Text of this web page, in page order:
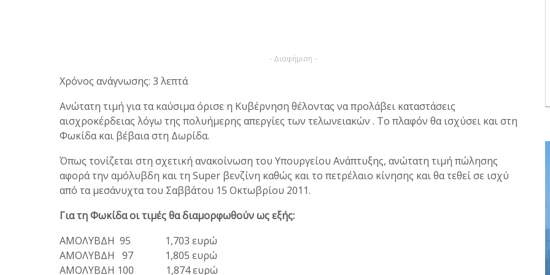
- Διαφήμιση -
Χρόνος ανάγνωσης: 3 λεπτά
Ανώτατη τιμή για τα καύσιμα όρισε η Κυβέρνηση θέλοντας να προλάβει καταστάσεις
αισχροκέρδειας λόγω της πολυήμερης απεργίες των τελωνειακών . Το πλαφόν θα ισχύσει και στη
Φωκίδα και βέβαια στη Δωρίδα.
Όπως τονίζεται στη σχετική ανακοίνωση του Υπουργείου Ανάπτυξης, ανώτατη τιμή πώλησης
αφορά την αμόλυβδη και τη Super βενζίνη καθώς και το πετρέλαιο κίνησης και θα τεθεί σε ισχύ
από τα μεσάνυχτα του Σαββάτου 15 Οκτωβρίου 2011.
Για τη Φωκίδα οι τιμές θα διαμορφωθούν ως εξής:
ΑΜΟΛΥΒΔΗ 95 1,703 ευρώ
ΑΜΟΛΥΒΔΗ 97 1,805 ευρώ
ΑΜΟΛΥΒΔΗ 100 1,874 ευρώ